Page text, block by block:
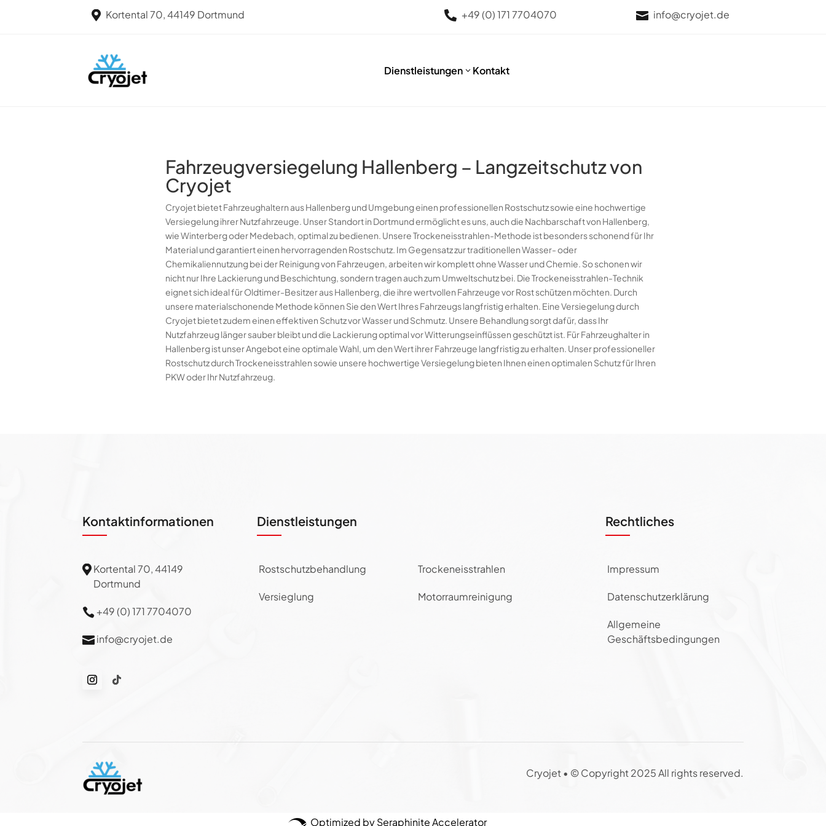
 Kortental 70, 44149 Dortmund  +49 (0) 171 7704070  info@cryojet.de
Dienstleistungen 3 Kontakt
Fahrzeugversiegelung Hallenberg – Langzeitschutz von
Cryojet
Cryojet bietet Fahrzeughaltern aus Hallenberg und Umgebung einen professionellen Rostschutz sowie eine hochwertige
Versiegelung ihrer Nutzfahrzeuge. Unser Standort in Dortmund ermöglicht es uns, auch die Nachbarschaft von Hallenberg,
wie Winterberg oder Medebach, optimal zu bedienen. Unsere Trockeneisstrahlen-Methode ist besonders schonend für Ihr
Material und garantiert einen hervorragenden Rostschutz. Im Gegensatz zur traditionellen Wasser- oder
Chemikaliennutzung bei der Reinigung von Fahrzeugen, arbeiten wir komplett ohne Wasser und Chemie. So schonen wir
nicht nur Ihre Lackierung und Beschichtung, sondern tragen auch zum Umweltschutz bei. Die Trockeneisstrahlen-Technik
eignet sich ideal für Oldtimer-Besitzer aus Hallenberg, die ihre wertvollen Fahrzeuge vor Rost schützen möchten. Durch
unsere materialschonende Methode können Sie den Wert Ihres Fahrzeugs langfristig erhalten. Eine Versiegelung durch
Cryojet bietet zudem einen effektiven Schutz vor Wasser und Schmutz. Unsere Behandlung sorgt dafür, dass Ihr
Nutzfahrzeug länger sauber bleibt und die Lackierung optimal vor Witterungseinflüssen geschützt ist. Für Fahrzeughalter in
Hallenberg ist unser Angebot eine optimale Wahl, um den Wert ihrer Fahrzeuge langfristig zu erhalten. Unser professioneller
Rostschutz durch Trockeneisstrahlen sowie unsere hochwertige Versiegelung bieten Ihnen einen optimalen Schutz für Ihren
PKW oder Ihr Nutzfahrzeug.
Kontaktinformationen
Kortental 70, 44149
Dortmund
 +49 (0) 171 7704070
 info@cryojet.de
Dienstleistungen
Rostschutzbehandlung Trockeneisstrahlen
Versieglung Motorraumreinigung
Rechtliches
Impressum
Datenschutzerklärung
Allgemeine
Geschäftsbedingungen
Cryojet • © Copyright 2025 All rights reserved.
Optimized by Seraphinite Accelerator